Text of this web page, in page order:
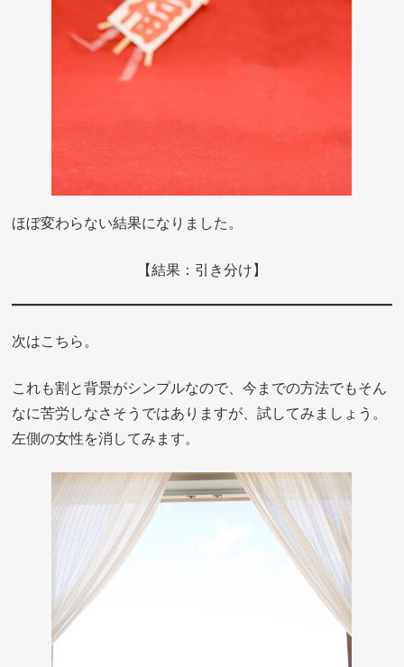
ほぼ変わらない結果になりました。
【結果：引き分け】
次はこちら。
これも割と背景がシンプルなので、今までの方法でもそん
なに苦労しなさそうではありますが、試してみましょう。
左側の女性を消してみます。